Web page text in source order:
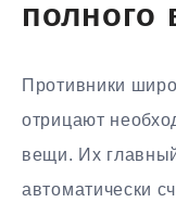
полного
Противники
отрицают
вещи. Их
автоматически